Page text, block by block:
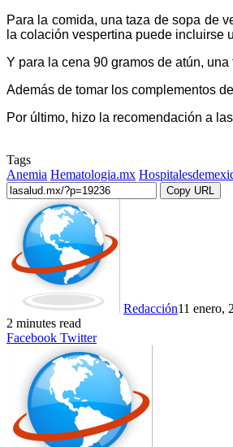
Para la comida, una taza de sopa de
la colación vespertina puede incluirse
Y para la cena 90 gramos de atún,
Además de tomar los complementos
Por último, hizo la recomendación a
Tags
Anemia Hematologia.mx
Copy URL
Redacción11 enero,
2 minutes read
Facebook TwitterLinkedIn
Tumblr
Pinterest
Reddit
VKontakte
Share
via
Email
Print